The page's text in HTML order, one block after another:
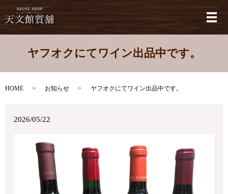
メ
ヤフオクにてワイン出品中です。
HOME お知らせ ヤフオクにてワイン出品中です。
2026/05/22